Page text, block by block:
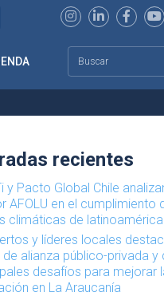
recientes
y Pacto Global Chile
AFOLU en el cumplimiento
climáticas de latinoamérica
y líderes locales
de alianza público-privada y
desafíos para mejorar
en La Araucanía